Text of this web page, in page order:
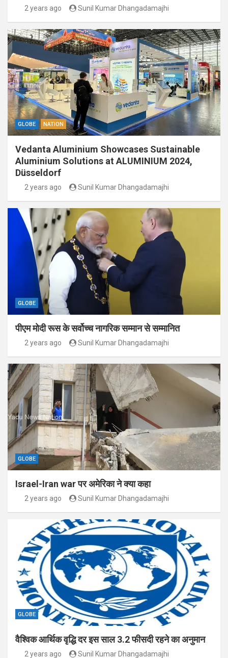
2 years ago Sunil Kumar Dhangadamajhi
GLOBE NATION
Vedanta Aluminium Showcases Sustainable
Aluminium Solutions at ALUMINIUM 2024,
Düsseldorf
2 years ago Sunil Kumar Dhangadamajhi
GLOBE
पीएम मोदी रूस के सर्वोच्च नागरिक सम्मान से सम्मानित
2 years ago Sunil Kumar Dhangadamajhi
GLOBE
Israel-Iran war पर अमेरिका ने क्या कहा
2 years ago Sunil Kumar Dhangadamajhi
GLOBE
वैश्विक आर्थिक वृद्धि दर इस साल 3.2 फीसदी रहने का अनुमान
2 years ago Sunil Kumar Dhangadamajhi